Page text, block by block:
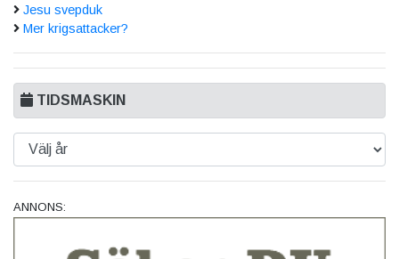
Jesu svepduk
Mer krigsattacker?
TIDSMASKIN
ANNONS: